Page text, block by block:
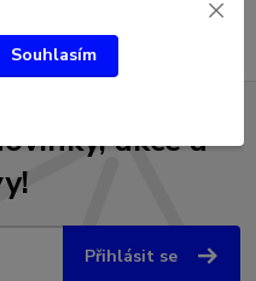
akce a
Přihlásit se
Souhlasím